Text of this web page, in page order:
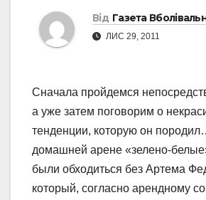
Від Газета
ЛИС 29, 2011
Сначала пройдемся
а уже затем поговорим о
тенденции, которую он
домашней арене «зелено-
были обходиться без Артема
который, согласно арендному